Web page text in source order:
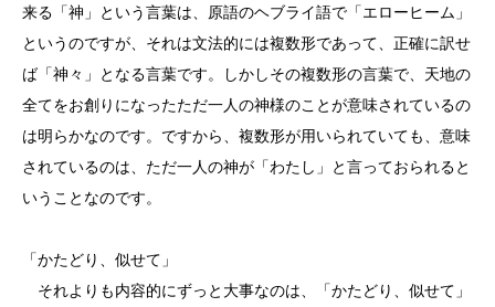
来る「神」という言葉は、原語のヘブライ語で「エローヒーム」
というのですが、それは文法的には複数形であって、正確に訳せ
ば「神々」となる言葉です。しかしその複数形の言葉で、天地の
全てをお創りになったただ一人の神様のことが意味されているの
は明らかなのです。ですから、複数形が用いられていても、意味
されているのは、ただ一人の神が「わたし」と言っておられると
いうことなのです。
「かたどり、似せて」
それよりも内容的にずっと大事なのは、「かたどり、似せて」